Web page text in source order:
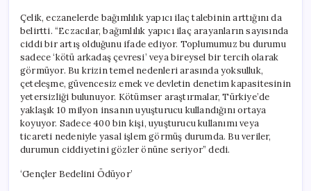
Çelik, eczanelerde bağımlılık yapıcı ilaç talebinin arttığını da
belirtti. “Eczacılar, bağımlılık yapıcı ilaç arayanların sayısında
ciddi bir artış olduğunu ifade ediyor. Toplumumuz bu durumu
sadece ‘kötü arkadaş çevresi’ veya bireysel bir tercih olarak
görmüyor. Bu krizin temel nedenleri arasında yoksulluk,
çeteleşme, güvencesiz emek ve devletin denetim kapasitesinin
yetersizliği bulunuyor. Kötümser araştırmalar, Türkiye’de
yaklaşık 10 milyon insanın uyuşturucu kullandığını ortaya
koyuyor. Sadece 400 bin kişi, uyuşturucu kullanımı veya
ticareti nedeniyle yasal işlem görmüş durumda. Bu veriler,
durumun ciddiyetini gözler önüne seriyor” dedi.
‘Gençler Bedelini Ödüyor’